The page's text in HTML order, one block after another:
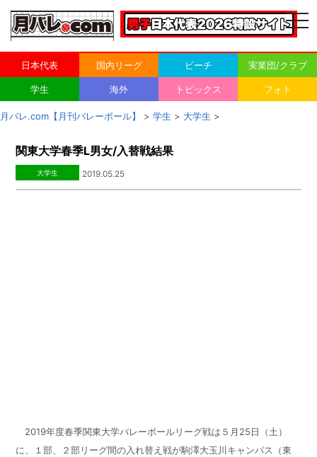
日本代表 国内リーグ ビーチ 実業団/クラブ
学生 海外 トピックス フォト
月バレ.com【月刊バレーボール】 > 学生 > 大学生 >
関東大学春季L男女/入替戦結果
大学生 2019.05.25
2019年度春季関東大学バレーボールリーグ戦は５月25日（土）
に、１部、２部リーグ間の入れ替え戦が駒澤大玉川キャンパス（東